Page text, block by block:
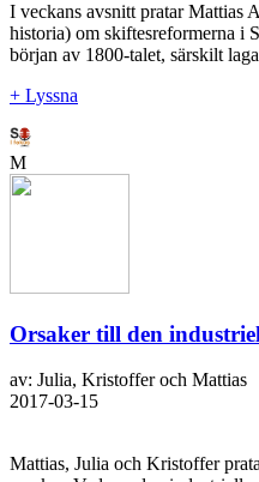
I veckans avsnitt pratar Mattias
historia) om skiftesreformerna i
början av 1800-talet, särskilt
+ Lyssna
M
Orsaker till den
av: Julia, Kristoffer och Mattias
2017-03-15
Mattias, Julia och Kristoffer